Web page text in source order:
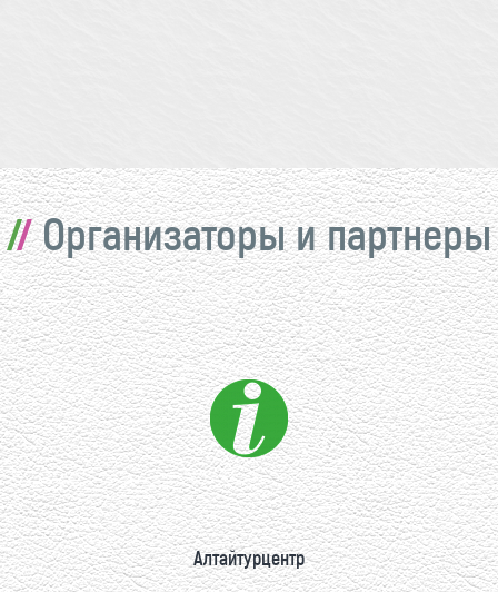
Организаторы и партнеры
Алтайтурцентр